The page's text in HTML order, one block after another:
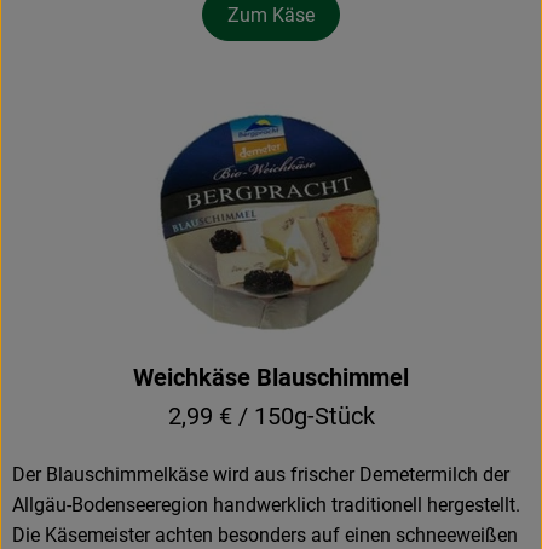
Zum Käse
Weichkäse Blauschimmel
2,99 € / 150g-Stück
Der Blauschimmelkäse wird aus frischer Demetermilch der
Allgäu-Bodenseeregion handwerklich traditionell hergestellt.
Die Käsemeister achten besonders auf einen schneeweißen